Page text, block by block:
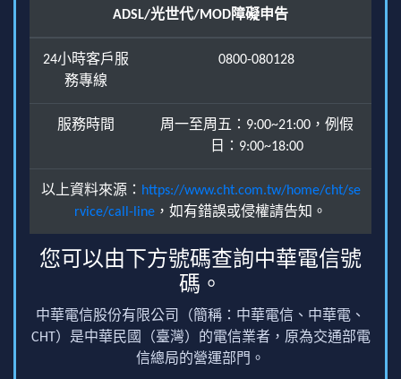
ADSL/光世代/MOD障礙申告
24小時客戶服
務專線
0800-080128
服務時間
周一至周五：9:00~21:00，例假
日：9:00~18:00
以上資料來源： https://www.cht.com.tw/home/cht/se
rvice/call-line ，如有錯誤或侵權請告知。
您可以由下方號碼查詢中華電信號
碼。
中華電信股份有限公司（簡稱：中華電信、中華電、
CHT）是中華民國（臺灣）的電信業者，原為交通部電
信總局的營運部門。